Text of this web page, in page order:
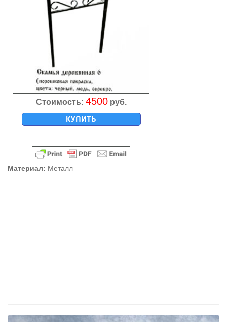
Стоимость: 4500руб.
КУПИТЬ
Материал: Металл